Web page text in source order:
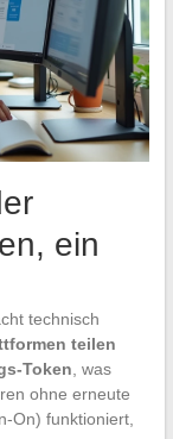
ein
technisch
teilen
Token , was
ohne erneute
On) funktioniert,